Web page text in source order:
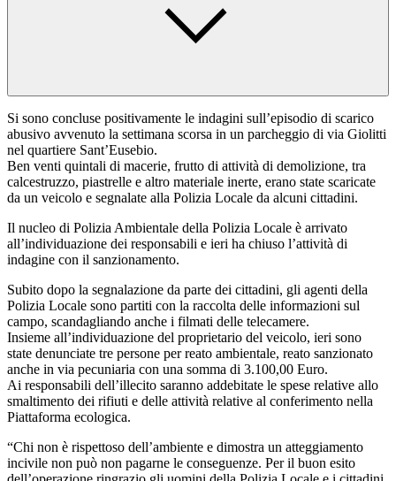
Si sono concluse positivamente le indagini sull’episodio di scarico
abusivo avvenuto la settimana scorsa in un parcheggio di via Giolitti
nel quartiere Sant’Eusebio.
Ben venti quintali di macerie, frutto di attività di demolizione, tra
calcestruzzo, piastrelle e altro materiale inerte, erano state scaricate
da un veicolo e segnalate alla Polizia Locale da alcuni cittadini.
Il nucleo di Polizia Ambientale della Polizia Locale è arrivato
all’individuazione dei responsabili e ieri ha chiuso l’attività di
indagine con il sanzionamento.
Subito dopo la segnalazione da parte dei cittadini, gli agenti della
Polizia Locale sono partiti con la raccolta delle informazioni sul
campo, scandagliando anche i filmati delle telecamere.
Insieme all’individuazione del proprietario del veicolo, ieri sono
state denunciate tre persone per reato ambientale, reato sanzionato
anche in via pecuniaria con una somma di 3.100,00 Euro.
Ai responsabili dell’illecito saranno addebitate le spese relative allo
smaltimento dei rifiuti e delle attività relative al conferimento nella
Piattaforma ecologica.
“Chi non è rispettoso dell’ambiente e dimostra un atteggiamento
incivile non può non pagarne le conseguenze. Per il buon esito